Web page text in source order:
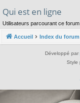
Qui est en ligne
Utilisateurs parcourant ce
Accueil Index du forum
Développé par
Style